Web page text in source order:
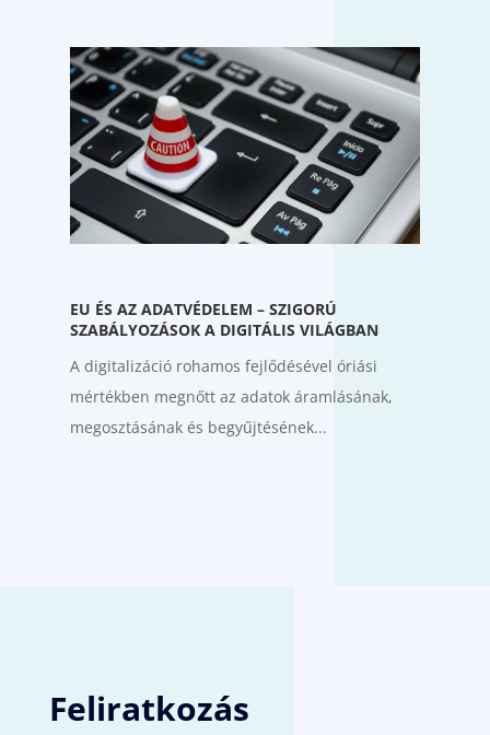
EU ÉS AZ ADATVÉDELEM – SZIGORÚ
SZABÁLYOZÁSOK A DIGITÁLIS VILÁGBAN
A digitalizáció rohamos fejlődésével óriási
mértékben megnőtt az adatok áramlásának,
megosztásának és begyűjtésének...
Feliratkozás